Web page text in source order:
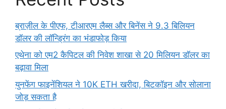
ब्राज़ील के पीएफ, टीआरएम लैब्स और बिनेंस ने 9.3 बिलियन
डॉलर की लॉन्ड्रिंग का भंडाफोड़ किया
एथेना को एम2 कैपिटल की निवेश शाखा से 20 मिलियन डॉलर का
बढ़ावा मिला
युनफेंग फाइनेंशियल ने 10K ETH खरीदा, बिटकॉइन और सोलाना
जोड़ सकता है